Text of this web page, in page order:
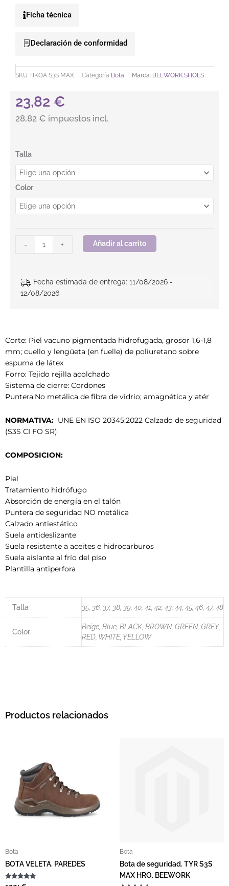
Ficha técnica
Declaración de conformidad
SKU TIKOA S3S MAX Categoría Bota Marca: BEEWORK.SHOES
23,82 €
28,82 € impuestos incl.
Talla
Color
-
Bota de seguridad. TIKOA S3S MAX. BEEWORK cantidad
+ Añadir al carrito
Fecha estimada de entrega: 11/08/2026 -
12/08/2026
Corte: Piel vacuno pigmentada hidrofugada, grosor 1,6-1,8
mm; cuello y lengüeta (en fuelle) de poliuretano sobre
espuma de látex
Forro: Tejido rejilla acolchado
Sistema de cierre: Cordones
Puntera:No metálica de fibra de vidrio; amagnética y atér
NORMATIVA: UNE EN ISO 20345:2022 Calzado de seguridad
(S3S CI FO SR)
COMPOSICION:
Piel
Tratamiento hidrófugo
Absorción de energía en el talón
Puntera de seguridad NO metálica
Calzado antiestático
Suela antideslizante
Suela resistente a aceites e hidrocarburos
Suela aislante al frío del piso
Plantilla antiperfora
Talla 35, 36, 37, 38, 39, 40, 41, 42, 43, 44, 45, 46, 47, 48
Color
Beige, Blue, BLACK, BROWN, GREEN, GREY,
RED, WHITE, YELLOW
Productos relacionados
Bota
BOTA VELETA. PAREDES
Bota
Bota de seguridad. TYR S3S
MAX HRO. BEEWORK